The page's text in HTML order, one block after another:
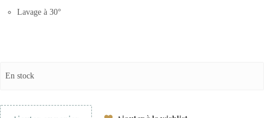
Lavage à 30°
En stock